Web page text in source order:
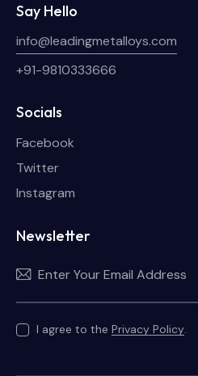
Say Hello
info@leadingmetalloys.com
+91-9810333666
Socials
Facebook
Twitter
Instagram
Newsletter
I agree to the Privacy Policy.